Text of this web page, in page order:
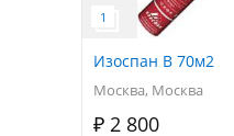
Изоспан B 70м2
Москва, Москва
₽ 2 800